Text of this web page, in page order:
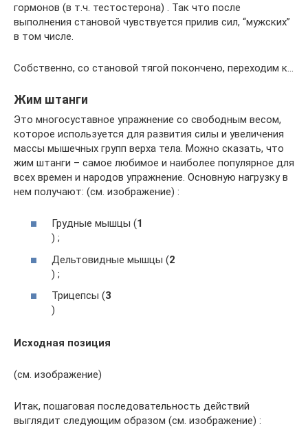
гормонов (в т.ч. тестостерона) . Так что после
выполнения становой чувствуется прилив сил, “мужских”
в том числе.
Собственно, со становой тягой покончено, переходим к…
Жим штанги
Это многосуставное упражнение со свободным весом,
которое используется для развития силы и увеличения
массы мышечных групп верха тела. Можно сказать, что
жим штанги – самое любимое и наиболее популярное для
всех времен и народов упражнение. Основную нагрузку в
нем получают: (см. изображение) :
Грудные мышцы (1
) ;
Дельтовидные мышцы (2
) ;
Трицепсы (3
)
Исходная позиция
(см. изображение)
Итак, пошаговая последовательность действий
выглядит следующим образом (см. изображение) :